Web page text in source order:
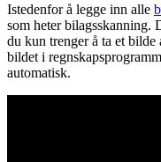
Istedenfor å legge inn alle
som heter bilagsskanning.
du kun trenger å ta et
bildet i
automatisk.